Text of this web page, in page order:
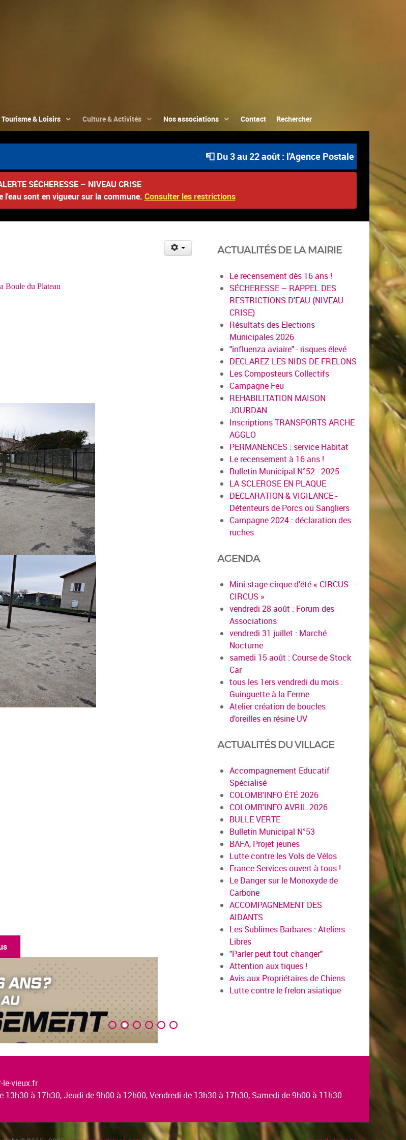
Tourisme & Loisirs Culture & Activités Nos associations Contact Rechercher
📮 Du 3 au 22 août : l'Agence Postale Communale
SÉCHERESSE – NIVEAU CRISE
l'eau sont en vigueur sur la commune. Consulter les restrictions
Boule du Plateau
en savoir plus
ACTUALITÉS DE LA MAIRIE
Le recensement dès 16 ans !
SÉCHERESSE – RAPPEL DES
RESTRICTIONS D'EAU (NIVEAU
CRISE)
Résultats des Elections
Municipales 2026
"influenza aviaire" - risques élevé
DECLAREZ LES NIDS DE FRELONS
Les Composteurs Collectifs
Campagne Feu
REHABILITATION MAISON
JOURDAN
Inscriptions TRANSPORTS ARCHE
AGGLO
PERMANENCES : service Habitat
Le recensement à 16 ans !
Bulletin Municipal N°52 - 2025
LA SCLEROSE EN PLAQUE
DECLARATION & VIGILANCE -
Détenteurs de Porcs ou Sangliers
Campagne 2024 : déclaration des
ruches
AGENDA
Mini-stage cirque d'été « CIRCUS-
CIRCUS »
vendredi 28 août : Forum des
Associations
vendredi 31 juillet : Marché
Nocturne
samedi 15 août : Course de Stock
Car
tous les 1ers vendredi du mois :
Guinguette à la Ferme
Atelier création de boucles
d’oreilles en résine UV
ACTUALITÉS DU VILLAGE
Accompagnement Educatif
Spécialisé
COLOMB'INFO ÉTÉ 2026
COLOMB'INFO AVRIL 2026
BULLE VERTE
Bulletin Municipal N°53
BAFA, Projet jeunes
Lutte contre les Vols de Vélos
France Services ouvert à tous !
Le Danger sur le Monoxyde de
Carbone
ACCOMPAGNEMENT DES
AIDANTS
Les Sublimes Barbares : Ateliers
Libres
"Parler peut tout changer"
Attention aux tiques !
Avis aux Propriétaires de Chiens
Lutte contre le frelon asiatique
le-vieux.fr
à 17h30, Jeudi de 9h00 à 12h00, Vendredi de 13h30 à 17h30, Samedi de 9h00 à 11h30.